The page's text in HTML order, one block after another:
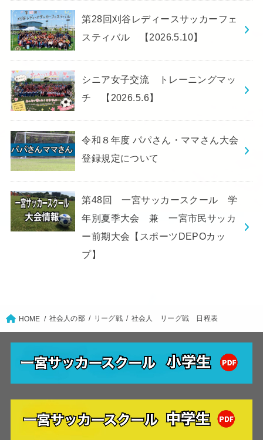
第28回刈谷レディースサッカーフェ
スティバル 【2026.5.10】
シニア女子交流 トレーニングマッ
チ 【2026.5.6】
令和８年度 パパさん・ママさん大会
登録規定について
第48回 一宮サッカースクール 学
年別夏季大会 兼 一宮市民サッカ
ー前期大会【スポーツDEPOカッ
プ】
HOME 社会人の部 リーグ戦 社会人 リーグ戦 日程表